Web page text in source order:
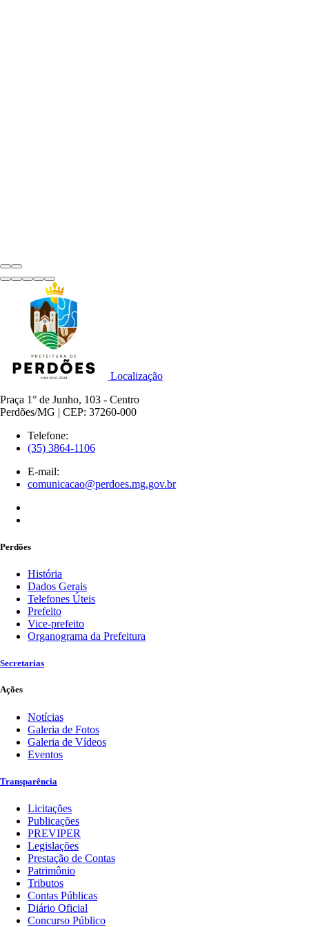
Localização
Praça 1° de Junho, 103 - Centro
Perdões/MG | CEP: 37260-000
Telefone:
(35) 3864-1106
E-mail:
comunicacao@perdoes.mg.gov.br
Perdões
História
Dados Gerais
Telefones Úteis
Prefeito
Vice-prefeito
Organograma da Prefeitura
Secretarias
Ações
Notícias
Galeria de Fotos
Galeria de Vídeos
Eventos
Transparência
Licitações
Publicações
PREVIPER
Legislações
Prestação de Contas
Patrimônio
Tributos
Contas Públicas
Diário Oficial
Concurso Público